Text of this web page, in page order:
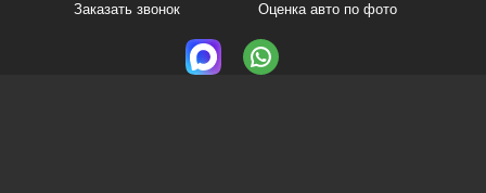
Заказать звонок Оценка авто по фото